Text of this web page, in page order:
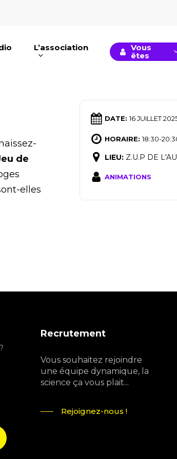
L’association
Vous
êtes
DATE:16 JUILLET
HORAIRE:18:30-
LIEU: Z.U.P DE
ANIMATIONS
de
elles
Recrutement
Vous souhaitez rejoindre
une équipe dynamique, la
science ça vous plait...
Rejoignez-nous !